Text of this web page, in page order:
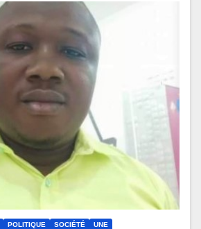
POLITIQUE SOCIÉTÉ UNE